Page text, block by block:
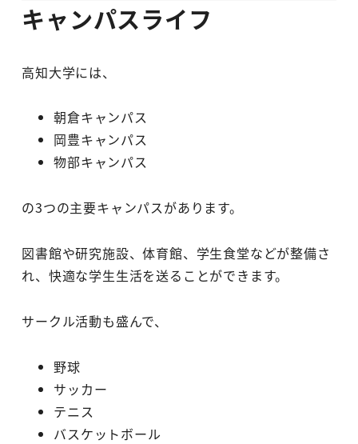
キャンパスライフ
高知大学には、
朝倉キャンパス
岡豊キャンパス
物部キャンパス
の3つの主要キャンパスがあります。
図書館や研究施設、体育館、学生食堂などが整備さ
れ、快適な学生生活を送ることができます。
サークル活動も盛んで、
野球
サッカー
テニス
バスケットボール